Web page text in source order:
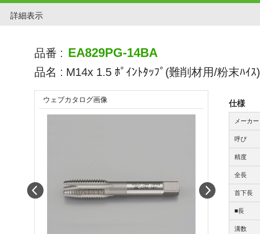
詳細表示
品番 : EA829PG-14BA
品名 : M14x 1.5 ﾎﾟｲﾝﾄﾀｯﾌﾟ(難削材用/粉末ﾊｲｽ)
仕様
メーカー
呼び
精度
全長
首下長
■長
溝数
ウェブカタログ画像